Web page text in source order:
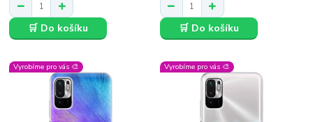
🛒 Do košíku 🛒 Do košíku
Vyrobíme pro vás 🎨 Vyrobíme pro vás 🎨